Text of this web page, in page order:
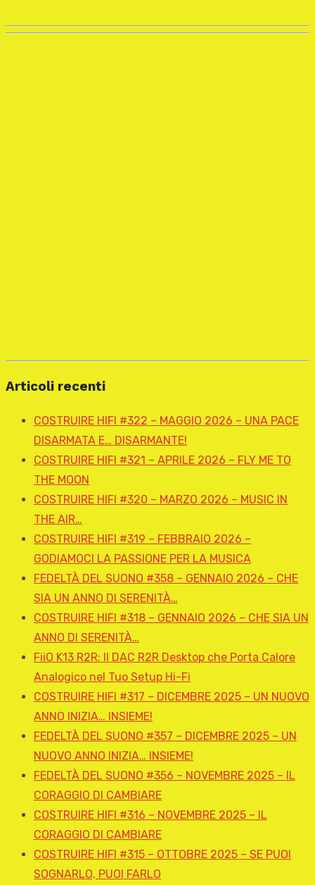
Articoli recenti
COSTRUIRE HIFI #322 – MAGGIO 2026 – UNA PACE
DISARMATA E… DISARMANTE!
COSTRUIRE HIFI #321 – APRILE 2026 – FLY ME TO
THE MOON
COSTRUIRE HIFI #320 – MARZO 2026 – MUSIC IN
THE AIR…
COSTRUIRE HIFI #319 – FEBBRAIO 2026 –
GODIAMOCI LA PASSIONE PER LA MUSICA
FEDELTÀ DEL SUONO #358 – GENNAIO 2026 – CHE
SIA UN ANNO DI SERENITÀ…
COSTRUIRE HIFI #318 – GENNAIO 2026 – CHE SIA UN
ANNO DI SERENITÀ…
FiiO K13 R2R: Il DAC R2R Desktop che Porta Calore
Analogico nel Tuo Setup Hi-Fi
COSTRUIRE HIFI #317 – DICEMBRE 2025 – UN NUOVO
ANNO INIZIA… INSIEME!
FEDELTÀ DEL SUONO #357 – DICEMBRE 2025 – UN
NUOVO ANNO INIZIA… INSIEME!
FEDELTÀ DEL SUONO #356 – NOVEMBRE 2025 – IL
CORAGGIO DI CAMBIARE
COSTRUIRE HIFI #316 – NOVEMBRE 2025 – IL
CORAGGIO DI CAMBIARE
COSTRUIRE HIFI #315 – OTTOBRE 2025 – SE PUOI
SOGNARLO, PUOI FARLO